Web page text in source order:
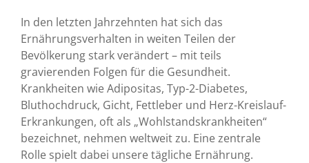
In den letzten Jahrzehnten hat sich das
Ernährungsverhalten in weiten Teilen der
Bevölkerung stark verändert – mit teils
gravierenden Folgen für die Gesundheit.
Krankheiten wie Adipositas, Typ-2-Diabetes,
Bluthochdruck, Gicht, Fettleber und Herz-Kreislauf-
Erkrankungen, oft als „Wohlstandskrankheiten“
bezeichnet, nehmen weltweit zu. Eine zentrale
Rolle spielt dabei unsere tägliche Ernährung.